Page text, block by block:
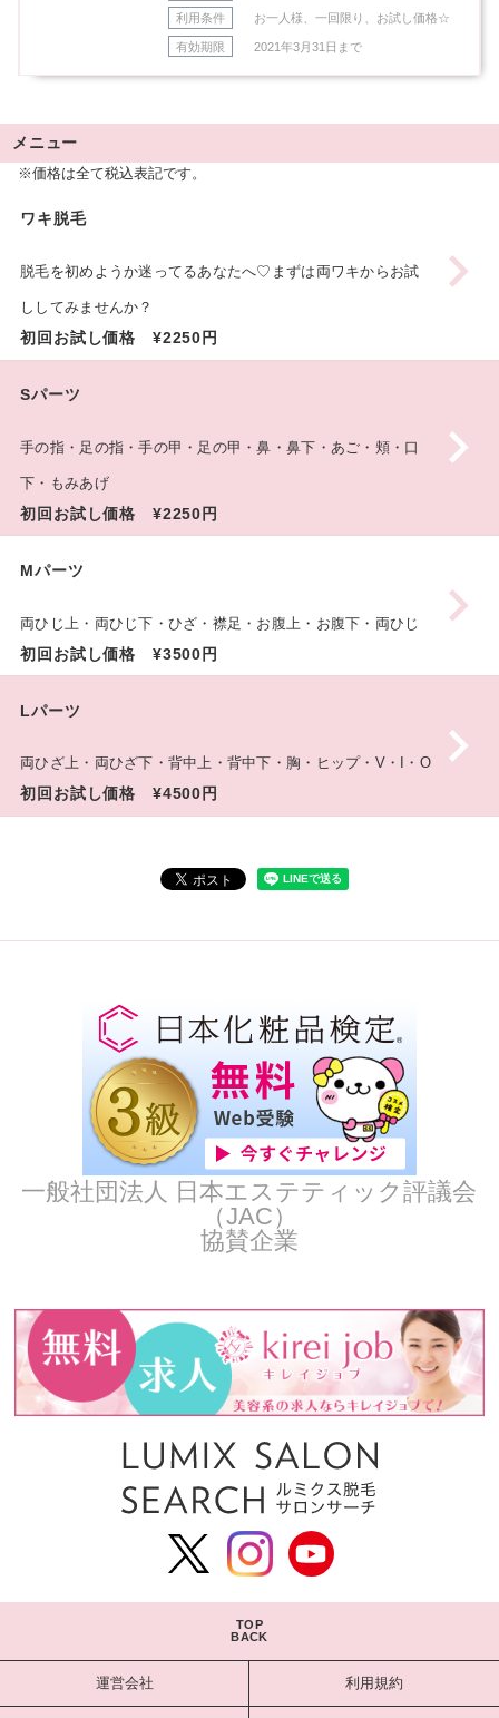
利用条件 お一人様、一回限り、お試し価格☆
有効期限 2021年3月31日まで
メニュー
※価格は全て税込表記です。
ワキ脱毛
脱毛を初めようか迷ってるあなたへ♡まずは両ワキからお試
ししてみませんか？
初回お試し価格 ¥2250円
Sパーツ
手の指・足の指・手の甲・足の甲・鼻・鼻下・あご・頬・口
下・もみあげ
初回お試し価格 ¥2250円
Mパーツ
両ひじ上・両ひじ下・ひざ・襟足・お腹上・お腹下・両ひじ
初回お試し価格 ¥3500円
Lパーツ
両ひざ上・両ひざ下・背中上・背中下・胸・ヒップ・V・I・O
初回お試し価格 ¥4500円
一般社団法人 日本エステティック評議会
（JAC）
協賛企業
TOP
BACK
運営会社 利用規約